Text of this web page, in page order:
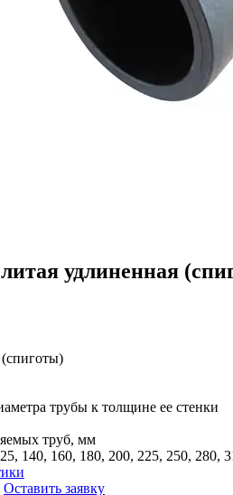
удлиненная
трубы к толщине ее стенки
труб, мм
140, 160, 180, 200, 225, 250, 280,
Оставить заявку